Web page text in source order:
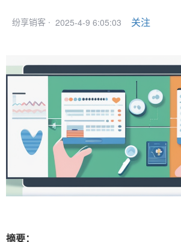
纷享销客 · 2025-4-9 6:05:03 关注
摘要：